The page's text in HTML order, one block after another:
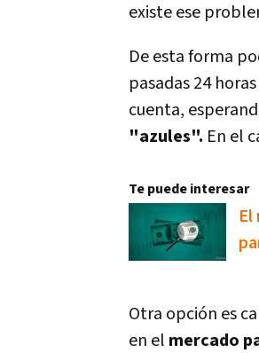
existe ese
De esta forma
pasadas 24
cuenta,
"azules". En el
Te puede interesar
Otra opción es
en el mercado